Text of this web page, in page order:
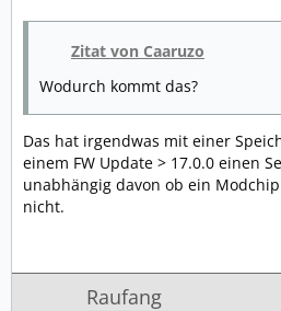
Zitat von Caaruzo
Wodurch kommt das?
Das hat irgendwas mit einer
einem FW Update > 17.0.0 einen
unabhängig davon ob ein
nicht.
Raufang